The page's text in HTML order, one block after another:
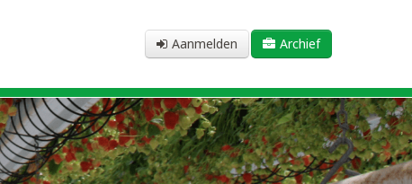
Aanmelden Archief